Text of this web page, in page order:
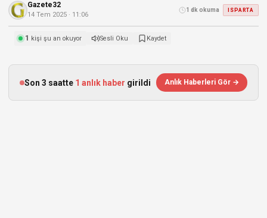
Gazete32
14 Tem 2025 · 11:06
1 dk okuma ISPARTA
1 kişi şu an okuyor Sesli Oku Kaydet
Son 3 saatte 1 anlık haber girildi Anlık Haberleri Gör →